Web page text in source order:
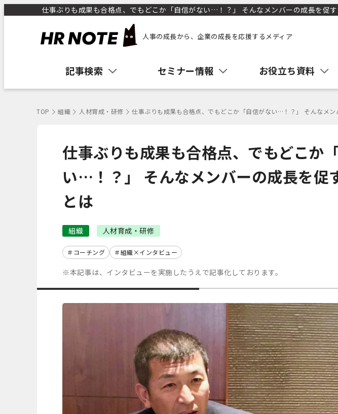
仕事ぶりも成果も合格点、でもどこか「自信がない…！？」 そんなメンバーの成長を促
人事の成長から、企業の成長を応援するメディア
記事検索 セミナー情報 お役立ち資料
TOP 組織 人材育成・研修 仕事ぶりも成果も合格点、でもどこか「自信がない…！？」 そんなメ
仕事ぶりも成果も合格点、でもどこか
い…！？」 そんなメンバーの成長を促
とは
組織 人材育成・研修
コーチング 組織×インタビュー
※本記事は、インタビューを実施したうえで記事化しております。